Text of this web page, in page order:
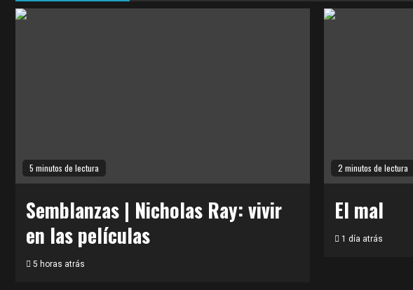
5 minutos de lectura
Semblanzas | Nicholas Ray: vivir
en las películas
5 horas atrás
2 minutos de lectura
El mal
1 día atrás